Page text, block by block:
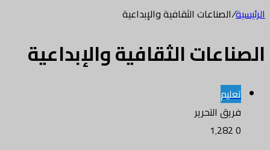
الرئيسية/الصناعات الثقافية والإبداعية
الصناعات الثقافية والإبداعية
تعليم
فريق التحرير
0